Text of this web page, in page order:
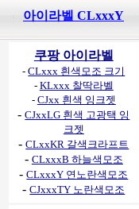
아이라벨 CLxxxY
쿠팡 아이라벨
-CLxxx 흰색모조 크기
- KLxxx 찰딱라벨
- CJxx 흰색 잉크젯
-CJxxLG 흰색 고광택 잉
크젯
-CLxxKR 갈색크라프트
- CLxxxB 하늘색모조
-CLxxxY 연노란색모조
-CJxxxTY 노란색모조